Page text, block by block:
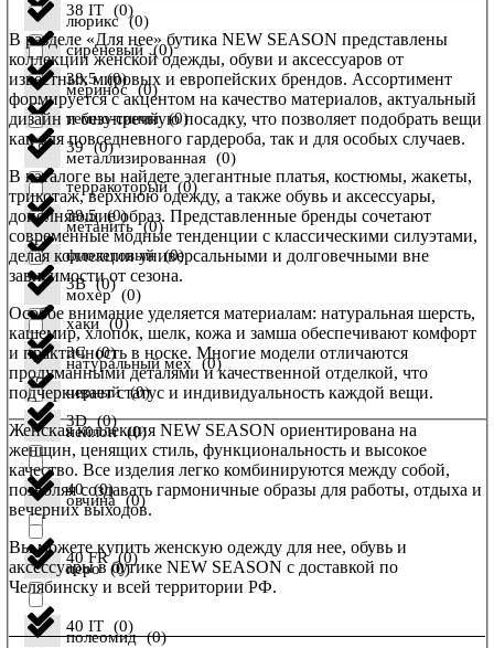
38 IT (0)
38,5 (0)
39 (0)
39,5 (0)
3B (0)
3C (0)
3D (0)
40 (0)
40 FR (0)
40 IT (0)
сиреневый (0)
темно-синий (0)
терракоторый (0)
фиолетовый (0)
хаки (0)
черный (0)
люрикс (0)
меринос (0)
металлизированная (0)
метанить (0)
мохер (0)
натуральный мех (0)
нейлон (0)
овчина (0)
перо (0)
полеомид (0)
В разделе «Для нее» бутика NEW SEASON представлены
коллекции женской одежды, обуви и аксессуаров от
известных мировых и европейских брендов. Ассортимент
формируется с акцентом на качество материалов, актуальный
дизайн и безупречную посадку, что позволяет подобрать вещи
как для повседневного гардероба, так и для особых случаев.
В каталоге вы найдете элегантные платья, костюмы, жакеты,
трикотаж, верхнюю одежду, а также обувь и аксессуары,
дополняющие образ. Представленные бренды сочетают
современные модные тенденции с классическими силуэтами,
делая коллекции универсальными и долговечными вне
зависимости от сезона.
Особое внимание уделяется материалам: натуральная шерсть,
кашемир, хлопок, шелк, кожа и замша обеспечивают комфорт
и практичность в носке. Многие модели отличаются
продуманными деталями и качественной отделкой, что
подчеркивает статус и индивидуальность каждой вещи.
Женская коллекция NEW SEASON ориентирована на
женщин, ценящих стиль, функциональность и высокое
качество. Все изделия легко комбинируются между собой,
позволяя создавать гармоничные образы для работы, отдыха и
вечерних выходов.
Вы можете купить женскую одежду для нее, обувь и
аксессуары в бутике NEW SEASON с доставкой по
Челябинску и всей территории РФ.